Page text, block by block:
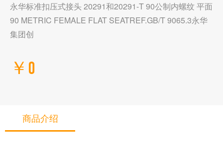
永华标准扣压式接头 20291和20291-T 90公制内螺纹 平面
90 METRIC FEMALE FLAT SEATREF.GB/T 9065.3永华
集团创
￥0
商品介绍